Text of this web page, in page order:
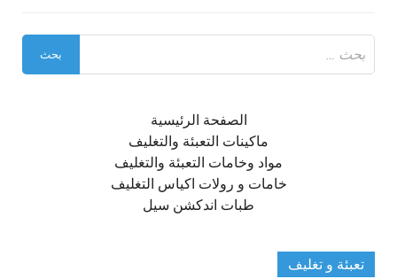
عن:
الصفحة الرئيسية
ماكينات التعبئة والتغليف
مواد وخامات التعبئة والتغليف
خامات و رولات اكياس التغليف
طبات اندكشن سيل
تعبئة و تغليف